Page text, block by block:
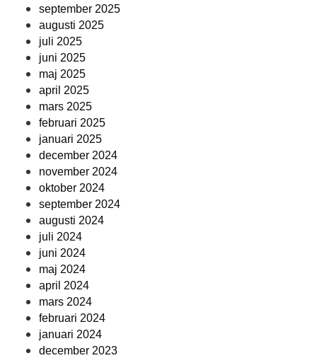
september 2025
augusti 2025
juli 2025
juni 2025
maj 2025
april 2025
mars 2025
februari 2025
januari 2025
december 2024
november 2024
oktober 2024
september 2024
augusti 2024
juli 2024
juni 2024
maj 2024
april 2024
mars 2024
februari 2024
januari 2024
december 2023